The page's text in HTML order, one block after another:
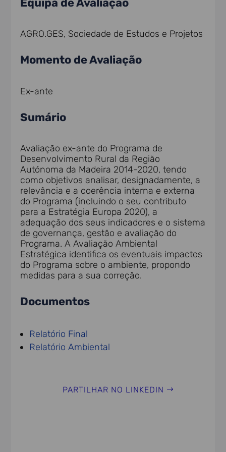
AGRO.GES, Sociedade de Estudos e Projetos
Momento de Avaliação
Ex-ante
Sumário
Avaliação ex-ante do Programa de
Desenvolvimento Rural da Região
Autónoma da Madeira 2014-2020, tendo
como objetivos analisar, designadamente, a
relevância e a coerência interna e externa
do Programa (incluindo o seu contributo
para a Estratégia Europa 2020), a
adequação dos seus indicadores e o sistema
de governança, gestão e avaliação do
Programa. A Avaliação Ambiental
Estratégica identifica os eventuais impactos
do Programa sobre o ambiente, propondo
medidas para a sua correção.
Documentos
Relatório Final
Relatório Ambiental
PARTILHAR NO LINKEDIN